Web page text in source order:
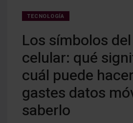
TECNOLOGÍA
Los símbolos
celular: qué
cuál puede
gastes datos
saberlo